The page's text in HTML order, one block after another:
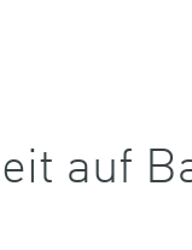
auf